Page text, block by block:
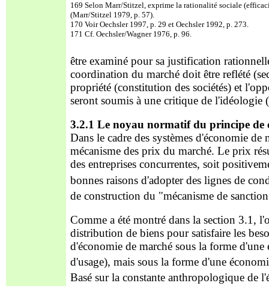
169 Selon Marr/Stitzel, exprime la rationalité sociale
(Marr/Stitzel 1979, p. 57).
170 Voir Oechsler 1997, p. 29 et Oechsler 1992, p. 273.
171 Cf. Oechsler/Wagner 1976, p. 96.
être examiné pour sa justification
coordination du marché doit être reflété
propriété (constitution des sociétés) et
seront soumis à une critique de l'idéologie
3.2.1 Le noyau normatif du principe de
Dans le cadre des systèmes d'économie
mécanisme des prix du marché. Le prix
des entreprises concurrentes, soit
bonnes raisons d'adopter des lignes de
de construction du "mécanisme de
Comme a été montré dans la section 3.1,
distribution de biens pour satisfaire les
d'économie de marché sous la forme
d'usage), mais sous la forme d'une
Basé sur la constante anthropologique de